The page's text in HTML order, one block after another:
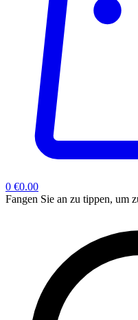
0 €0.00
Fangen Sie an zu tippen, um